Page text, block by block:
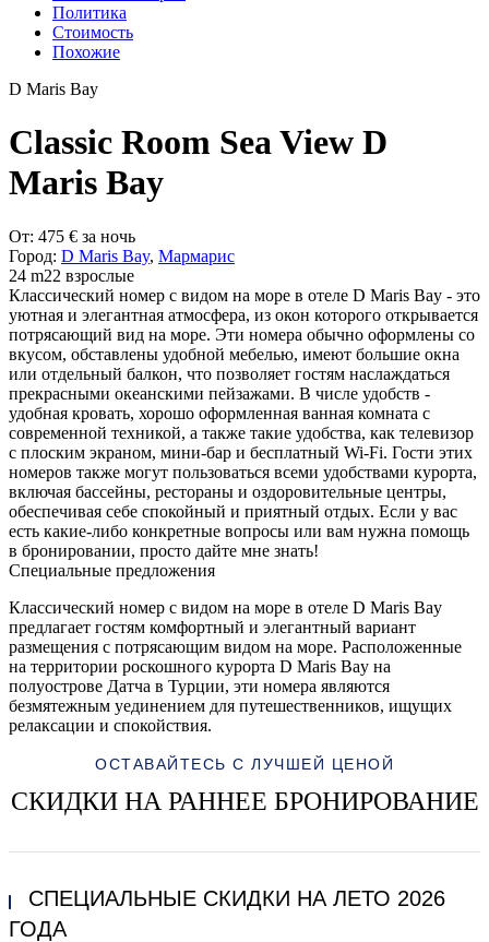
Политика
Стоимость
Похожие
D Maris Bay
Classic Room Sea View D
Maris Bay
От: 475 € за ночь
Город: D Maris Bay, Мармарис
24 m22 взрослые
Классический номер с видом на море в отеле D Maris Bay - это
уютная и элегантная атмосфера, из окон которого открывается
потрясающий вид на море. Эти номера обычно оформлены со
вкусом, обставлены удобной мебелью, имеют большие окна
или отдельный балкон, что позволяет гостям наслаждаться
прекрасными океанскими пейзажами. В числе удобств -
удобная кровать, хорошо оформленная ванная комната с
современной техникой, а также такие удобства, как телевизор
с плоским экраном, мини-бар и бесплатный Wi-Fi. Гости этих
номеров также могут пользоваться всеми удобствами курорта,
включая бассейны, рестораны и оздоровительные центры,
обеспечивая себе спокойный и приятный отдых. Если у вас
есть какие-либо конкретные вопросы или вам нужна помощь
в бронировании, просто дайте мне знать!
Специальные предложения
Классический номер с видом на море в отеле D Maris Bay
предлагает гостям комфортный и элегантный вариант
размещения с потрясающим видом на море. Расположенные
на территории роскошного курорта D Maris Bay на
полуострове Датча в Турции, эти номера являются
безмятежным уединением для путешественников, ищущих
релаксации и спокойствия.
ОСТАВАЙТЕСЬ С ЛУЧШЕЙ ЦЕНОЙ
СКИДКИ НА РАННЕЕ БРОНИРОВАНИЕ
СПЕЦИАЛЬНЫЕ СКИДКИ НА ЛЕТО 2026
ГОДА